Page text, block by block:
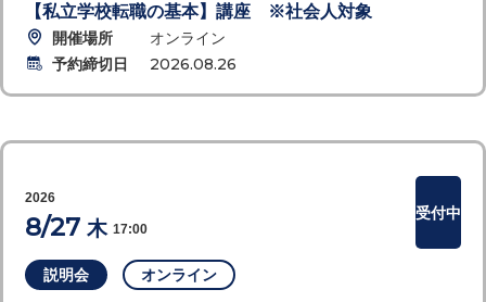
【私立学校転職の基本】講座 ※社会人対象
開催場所
オンライン
予約締切日
2026.08.26
説明会 オンライン
2026
8/27 木 17:00
受付中